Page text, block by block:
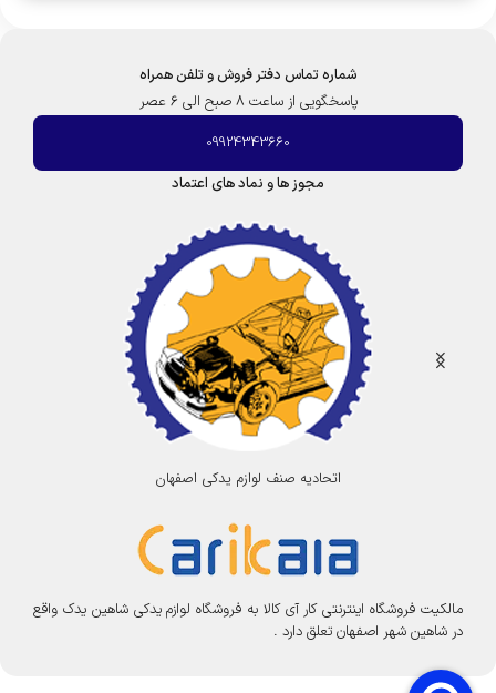
شماره تماس دفتر فروش و تلفن همراه
پاسخگویی از ساعت 8 صبح الی 6 عصر
09924343660
مجوز ها و نماد های اعتماد
اتحادیه صنف لوازم یدکی اصفهان
مالکیت فروشگاه اینترنتی کار آی کالا به فروشگاه لوازم یدکی شاهین یدک واقع
در شاهین شهر اصفهان تعلق دارد .